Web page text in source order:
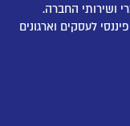
ושירותי החברה.
לעסקים וארגונים